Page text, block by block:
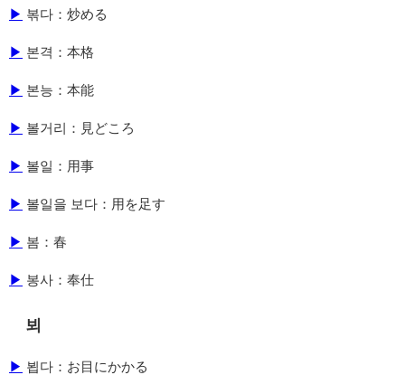
▶ 볶다：炒める
▶ 본격：本格
▶ 본능：本能
▶ 볼거리：見どころ
▶ 볼일：用事
▶ 볼일을 보다：用を足す
▶ 봄：春
▶ 봉사：奉仕
뵈
▶ 뵙다：お目にかかる